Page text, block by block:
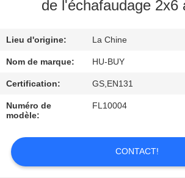
DE
QUALITÉ
CONTACTEZ-
NOUS
DEMANDEZ
de l'échafaudage 2x6
Lieu d'origine: La Chine
Nom de marque: HU-BUY
Certification: GS,EN131
Numéro de
modèle:
FL10004
CONTACT!